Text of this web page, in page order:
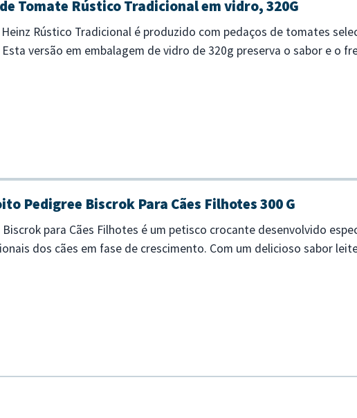
Tomate Rústico Tradicional em vidro, 320G
Rústico Tradicional é produzido com pedaços de tomates
versão em embalagem de vidro de 320g preserva o sabor e o
Pedigree Biscrok Para Cães Filhotes 300 G
para Cães Filhotes é um petisco crocante desenvolvido
dos cães em fase de crescimento. Com um delicioso sabor